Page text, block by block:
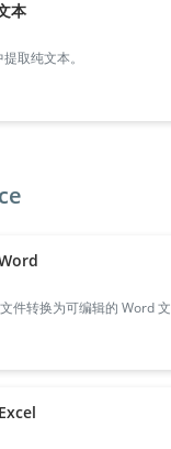
本
取纯文本。
件转换为可编辑的 Word 文